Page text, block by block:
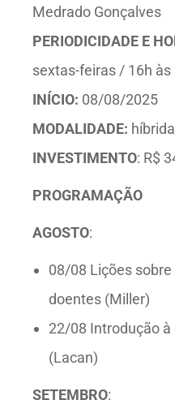
Medrado Gonçalves
PERIODICIDADE E
sextas-feiras / 16h às
INÍCIO: 08/08/2025
MODALIDADE: híbrida
INVESTIMENTO: R$
PROGRAMAÇÃO
AGOSTO:
08/08 Lições
doentes (Miller)
22/08 Introdução
(Lacan)
SETEMBRO: